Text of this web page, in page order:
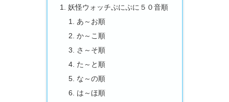
妖怪ウォッチぷにぷに５０音順
あ～お順
か～こ順
さ～そ順
た～と順
な～の順
は～ほ順